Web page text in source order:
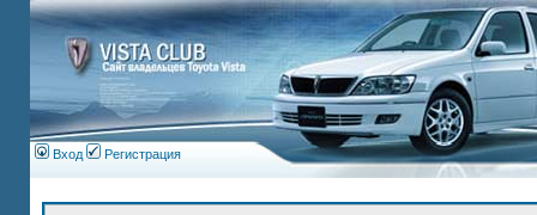
Вход Регистрация